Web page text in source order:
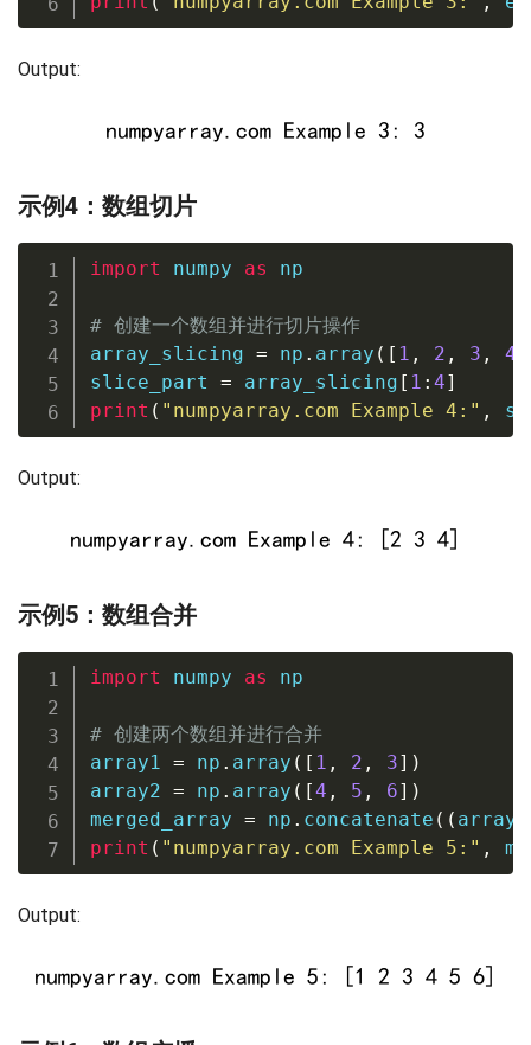
Output:
示例4：数组切片
import numpy as np
# 创建一个数组并进行切片操作
array_slicing = np . array ( [ 1 , 2 , 3 , 4
slice_part = array_slicing [ 1 : 4]
print ( "numpyarray.com Example 4:" ,
Output:
示例5：数组合并
import numpy as np
# 创建两个数组并进行合并
array1 = np . array ( [ 1 , 2 , 3] )
array2 = np . array ( [4 , 5 , 6] )
merged_array = np . concatenate ( ( array1
print ( "numpyarray.com Example 5:" ,
Output: